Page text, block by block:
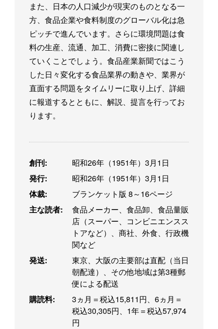
また、日本の人口減少が現実のものとなる一
方、食品企業や食料制度のグローバル化は急
ピッチで進んでいます。さらに環境問題は食
料の生産、流通、加工、消費に密接に関連し
ていくことでしょう。食品産業新聞ではこう
した日々変化する食品業界の動きや、業界が
直面する問題をタイムリーに取り上げ、詳細
に報道するとともに、解説、提言を行ってお
ります。
創刊:
昭和26年（1951年）3月1日
発行:
昭和26年（1951年）3月1日
体裁:
ブランケット版 8～16ページ
主な読者:
食品メーカー、食品卸、食品量販
店（スーパー、コンビニエンスス
トアなど）、商社、外食、行政機
関など
発送:
東京、大阪の主要部は直配（当日
朝配達）、その他地域は第3種郵
便による配送
購読料:
3ヵ月＝税込15,811円、6ヵ月＝
税込30,305円、1年＝税込57,974
円